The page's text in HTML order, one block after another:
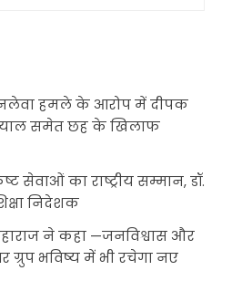
हमले के आरोप में दीपक
समेत छह के खिलाफ
सेवाओं का राष्ट्रीय सम्मान, डॉ.
निदेशक
ने कहा —जनविश्वास और
भविष्य में भी रचेगा नए